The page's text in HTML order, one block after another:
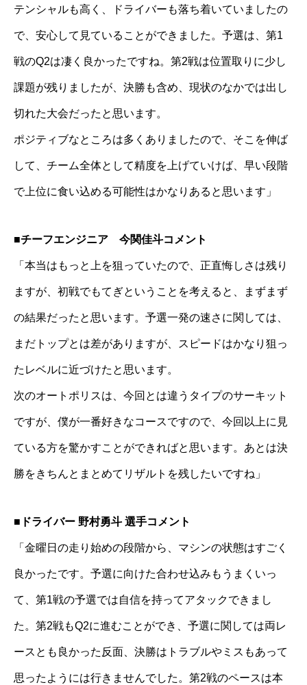
テンシャルも高く、ドライバーも落ち着いていましたの
で、安心して見ていることができました。予選は、第1
戦のQ2は凄く良かったですね。第2戦は位置取りに少し
課題が残りましたが、決勝も含め、現状のなかでは出し
切れた大会だったと思います。
ポジティブなところは多くありましたので、そこを伸ば
して、チーム全体として精度を上げていけば、早い段階
で上位に食い込める可能性はかなりあると思います」
■チーフエンジニア 今関佳斗コメント
「本当はもっと上を狙っていたので、正直悔しさは残り
ますが、初戦でもてぎということを考えると、まずまず
の結果だったと思います。予選一発の速さに関しては、
まだトップとは差がありますが、スピードはかなり狙っ
たレベルに近づけたと思います。
次のオートポリスは、今回とは違うタイプのサーキット
ですが、僕が一番好きなコースですので、今回以上に見
ている方を驚かすことができればと思います。あとは決
勝をきちんとまとめてリザルトを残したいですね」
■ドライバー 野村勇斗 選手コメント
「金曜日の走り始めの段階から、マシンの状態はすごく
良かったです。予選に向けた合わせ込みもうまくいっ
て、第1戦の予選では自信を持ってアタックできまし
た。第2戦もQ2に進むことができ、予選に関しては両レ
ースとも良かった反面、決勝はトラブルやミスもあって
思ったようには行きませんでした。第2戦のペースは本